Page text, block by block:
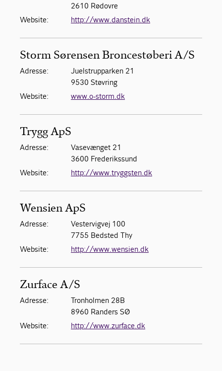
2610 Rødovre
Website:
http://www.danstein.dk
Storm Sørensen Broncestøberi A/S
Adresse:
Juelstrupparken 21
9530 Støvring
Website:
www.o-storm.dk
Trygg ApS
Adresse:
Vasevænget 21
3600 Frederikssund
Website:
http://www.tryggsten.dk
Wensien ApS
Adresse:
Vestervigvej 100
7755 Bedsted Thy
Website:
http://www.wensien.dk
Zurface A/S
Adresse:
Tronholmen 28B
8960 Randers SØ
Website:
http://www.zurface.dk